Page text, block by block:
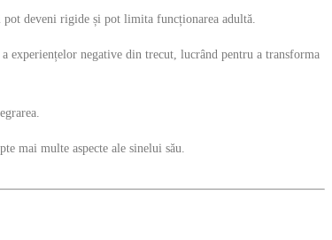
deveni rigide și pot limita funcționarea adultă.
experiențelor negative din trecut, lucrând pentru a transforma
mai multe aspecte ale sinelui său.